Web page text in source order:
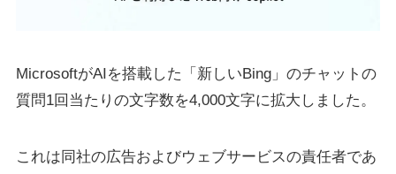
MicrosoftがAIを搭載した「新しいBing」のチャットの
質問1回当たりの文字数を4,000文字に拡大しました。
これは同社の広告およびウェブサービスの責任者であ